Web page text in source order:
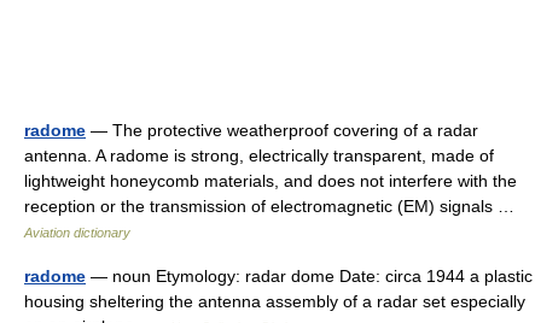
radome — The protective weatherproof covering of a radar
antenna. A radome is strong, electrically transparent, made of
lightweight honeycomb materials, and does not interfere with the
reception or the transmission of electromagnetic (EM) signals …
Aviation dictionary
radome — noun Etymology: radar dome Date: circa 1944 a plastic
housing sheltering the antenna assembly of a radar set especially